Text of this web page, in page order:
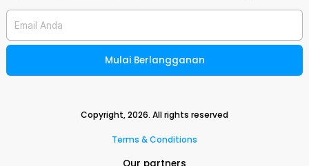
Email Anda
Mulai Berlangganan
Copyright,2026. All rights reserved
Terms & Conditions